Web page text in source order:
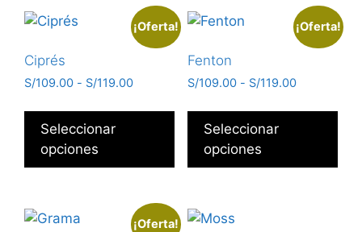
¡Oferta!
Ciprés
S/109.00 - S/119.00
Seleccionar
opciones
¡Oferta!
Fenton
S/109.00 - S/119.00
Seleccionar
opciones
¡Oferta!